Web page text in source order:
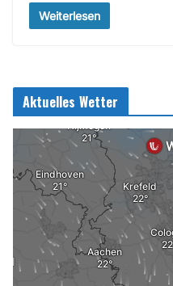
Weiterlesen
Aktuelles Wetter